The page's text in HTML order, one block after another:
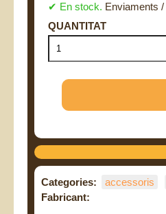
✔ En stock. Enviaments
Categories: accessoris
Fabricant: